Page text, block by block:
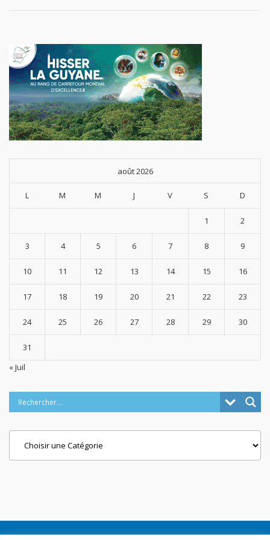
statutair
août 2026
L M M J V S D
1 2
3 4 5 6 7 8 9
10 11 12 13 14 15 16
17 18 19 20 21 22 23
24 25 26 27 28 29 30
31
« Juil